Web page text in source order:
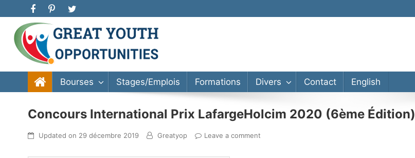
Great Youth Opportunities
Bourse d’étude, stage, formation, entrepreneuriat
Bourses
Stages/Emplois Formations Divers Contact English
Concours International Prix LafargeHolcim 2020 (6ème Édition)
Updated on 29 décembre 2019 Greatyop Leave a comment